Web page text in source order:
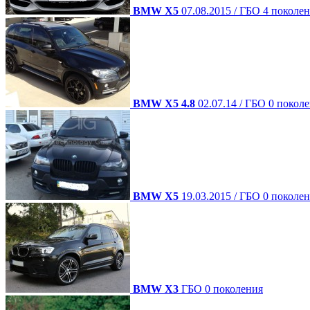
BMW X5 07.08.2015 / ГБО 4
BMW X5 4.8 02.07.14 / ГБО 0
BMW X5 19.03.2015 / ГБО 0
BMW X3 ГБО 0 поколения